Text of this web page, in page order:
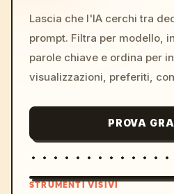
Lascia che l'IA cerchi tra
prompt. Filtra per modello,
parole chiave e ordina per
visualizzazioni, preferiti,
PROVA
STRUMENTI VISIVI